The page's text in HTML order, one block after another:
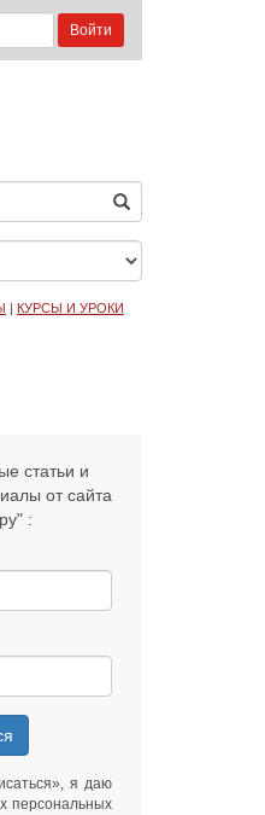
Войти
| КУРСЫ И УРОКИ
статьи и
от сайта
:
я даю
персональных